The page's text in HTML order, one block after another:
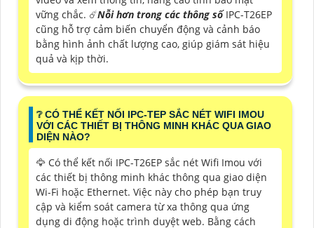
vững chắc. ☄️Nỗi hơn trong các thông sốIPC-T26EP
cũng hỗ trợ cảm biến chuyển động và cảnh báo
bằng hình ảnh chất lượng cao, giúp giám sát hiệu
quả và kịp thời.
❔ CÓ THỂ KẾT NỐI IPC-TEP SẮC NÉT WIFI IMOU
VỚI CÁC THIẾT BỊ THÔNG MINH KHÁC QUA GIAO
DIỆN NÀO?
🦅 Có thể kết nối IPC-T26EP sắc nét Wifi Imou với
các thiết bị thông minh khác thông qua giao diện
Wi-Fi hoặc Ethernet. Việc này cho phép bạn truy
cập và kiểm soát camera từ xa thông qua ứng
dụng di động hoặc trình duyệt web. Bằng cách